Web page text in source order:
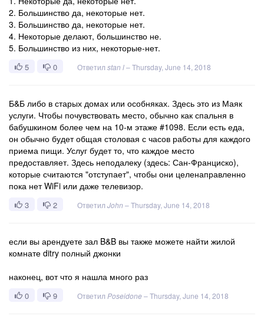
2. Большинство да, некоторые нет.
3. Большинство да, некоторые нет.
4. Некоторые делают, большинство не.
5. Большинство из них, некоторые-нет.
5 0 Ответил stan l–Thursday, June 14, 2018
Б&Б либо в старых домах или особняках. Здесь это из Маяк
услуги. Чтобы почувствовать место, обычно как спальня в
бабушкином более чем на 10-м этаже #1098. Если есть еда,
он обычно будет общая столовая с часов работы для каждого
приема пищи. Услуг будет то, что каждое место
предоставляет. Здесь неподалеку (здесь: Сан-Франциско),
которые считаются "отступает", чтобы они целенаправленно
пока нет WiFi или даже телевизор.
3 2 Ответил John –Thursday, June 14, 2018
если вы арендуете зал B&B вы также можете найти жилой
комнате ditry полный джонки
наконец, вот что я нашла много раз
0 9 Ответил Poseidone–Thursday, June 14, 2018